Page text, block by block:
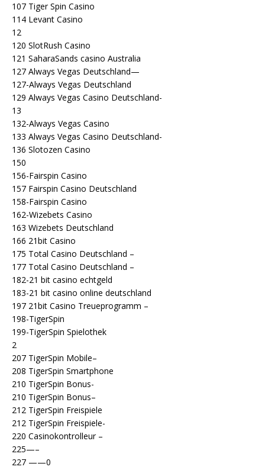
107 Tiger Spin Casino
114 Levant Casino
12
120 SlotRush Casino
121 SaharaSands casino Australia
127 Always Vegas Deutschland—
127-Always Vegas Deutschland
129 Always Vegas Casino Deutschland-
13
132-Always Vegas Casino
133 Always Vegas Casino Deutschland-
136 Slotozen Casino
150
156-Fairspin Casino
157 Fairspin Casino Deutschland
158-Fairspin Casino
162-Wizebets Casino
163 Wizebets Deutschland
166 21bit Casino
175 Total Casino Deutschland –
177 Total Casino Deutschland –
182-21 bit casino echtgeld
183-21 bit casino online deutschland
197 21bit Casino Treueprogramm –
198-TigerSpin
199-TigerSpin Spielothek
2
207 TigerSpin Mobile–
208 TigerSpin Smartphone
210 TigerSpin Bonus-
210 TigerSpin Bonus–
212 TigerSpin Freispiele
212 TigerSpin Freispiele-
220 Casinokontrolleur –
225—–
227 ——0